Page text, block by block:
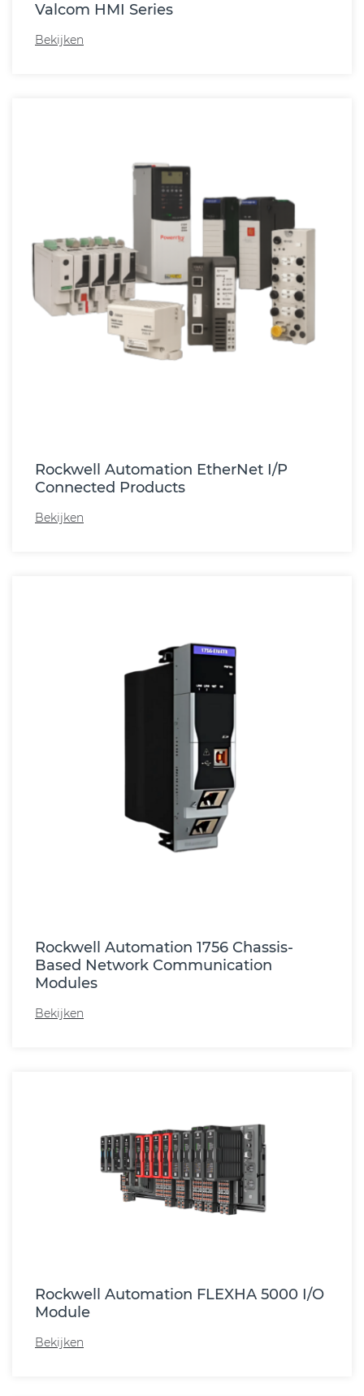
Valcom HMI Series
Bekijken
Rockwell Automation EtherNet I/P
Connected Products
Bekijken
Rockwell Automation 1756 Chassis-
Based Network Communication
Modules
Bekijken
Rockwell Automation FLEXHA 5000 I/O
Module
Bekijken